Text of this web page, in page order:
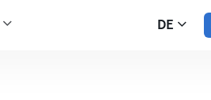
DE